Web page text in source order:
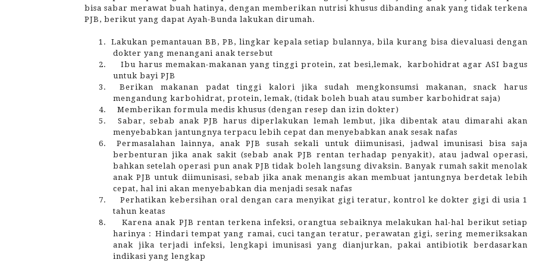
bisa sabar merawat buah hatinya, dengan memberikan nutrisi khusus dibanding anak yang tidak terkena
PJB, berikut yang dapat Ayah-Bunda lakukan dirumah.
1.
Lakukan pemantauan BB, PB, lingkar kepala setiap bulannya, bila kurang bisa dievaluasi dengan
dokter yang menangani anak tersebut
2.
Ibu harus memakan-makanan yang tinggi protein, zat besi,lemak,
karbohidrat agar ASI bagus
untuk bayi PJB
3.
Berikan makanan padat tinggi kalori jika sudah mengkonsumsi makanan, snack harus
mengandung karbohidrat, protein, lemak, (tidak boleh buah atau sumber karbohidrat saja)
4.
Memberikan formula medis khusus (dengan resep dan izin dokter)
5.
Sabar, sebab anak PJB harus diperlakukan lemah lembut, jika dibentak atau dimarahi akan
menyebabkan jantungnya terpacu lebih cepat dan menyebabkan anak sesak nafas
6.
Permasalahan lainnya, anak PJB susah sekali untuk diimunisasi, jadwal imunisasi bisa saja
berbenturan jika anak sakit (sebab anak PJB rentan terhadap penyakit), atau jadwal operasi,
bahkan setelah operasi pun anak PJB tidak boleh langsung divaksin. Banyak rumah sakit menolak
anak PJB untuk diimunisasi, sebab jika anak menangis akan membuat jantungnya berdetak lebih
cepat, hal ini akan menyebabkan dia menjadi sesak nafas
7.
Perhatikan kebersihan oral dengan cara menyikat gigi teratur, kontrol ke dokter gigi di usia 1
tahun keatas
8.
Karena anak PJB rentan terkena infeksi, orangtua sebaiknya melakukan hal-hal berikut setiap
harinya : Hindari tempat yang ramai, cuci tangan teratur, perawatan gigi, sering memeriksakan
anak jika terjadi infeksi, lengkapi imunisasi yang dianjurkan, pakai antibiotik berdasarkan
indikasi yang lengkap